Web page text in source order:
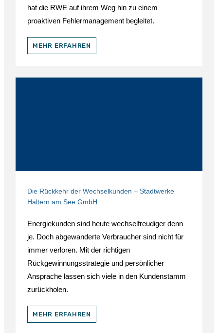
hat die RWE auf ihrem Weg hin zu einem
proaktiven Fehlermanagement begleitet.
MEHR ERFAHREN
Die Rückkehr der Wechselkunden – Stadtwerke
Haltern am See GmbH
Energiekunden sind heute wechselfreudiger denn
je. Doch abgewanderte Verbraucher sind nicht für
immer verloren. Mit der richtigen
Rückgewinnungsstrategie und persönlicher
Ansprache lassen sich viele in den Kundenstamm
zurückholen.
MEHR ERFAHREN